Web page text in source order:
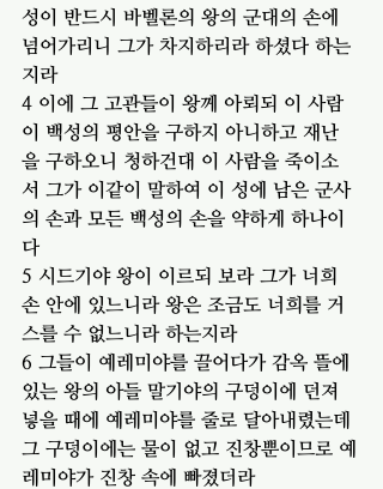
성이 반드시 바벨론의 왕의 군대의 손에
넘어가리니 그가 차지하리라 하셨다 하는
지라
4 이에 그 고관들이 왕께 아뢰되 이 사람
이 백성의 평안을 구하지 아니하고 재난
을 구하오니 청하건대 이 사람을 죽이소
서 그가 이같이 말하여 이 성에 남은 군사
의 손과 모든 백성의 손을 약하게 하나이
다
5 시드기야 왕이 이르되 보라 그가 너희
손 안에 있느니라 왕은 조금도 너희를 거
스를 수 없느니라 하는지라
6 그들이 예레미야를 끌어다가 감옥 뜰에
있는 왕의 아들 말기야의 구덩이에 던져
넣을 때에 예레미야를 줄로 달아내렸는데
그 구덩이에는 물이 없고 진창뿐이므로 예
레미야가 진창 속에 빠졌더라